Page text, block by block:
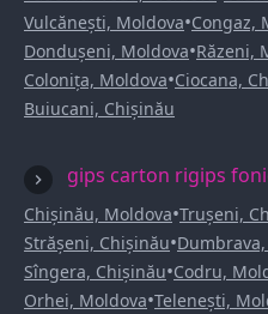
Vulcănești, Moldova•Congaz,
Dondușeni, Moldova•Răzeni,
Colonița, Moldova•Ciocana,
Buiucani, Chișinău
gips carton rigips
Chișinău, Moldova•Trușeni,
Strășeni, Chișinău•
Sîngera, Chișinău•Codru,
Orhei, Moldova•Telenești,